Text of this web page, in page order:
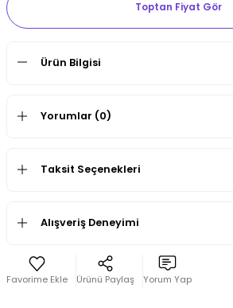
Toptan Fiyat Gör
Ürün Bilgisi
Yorumlar (0)
Taksit Seçenekleri
Alışveriş Deneyimi
Ürünü Paylaş Yorum Yap